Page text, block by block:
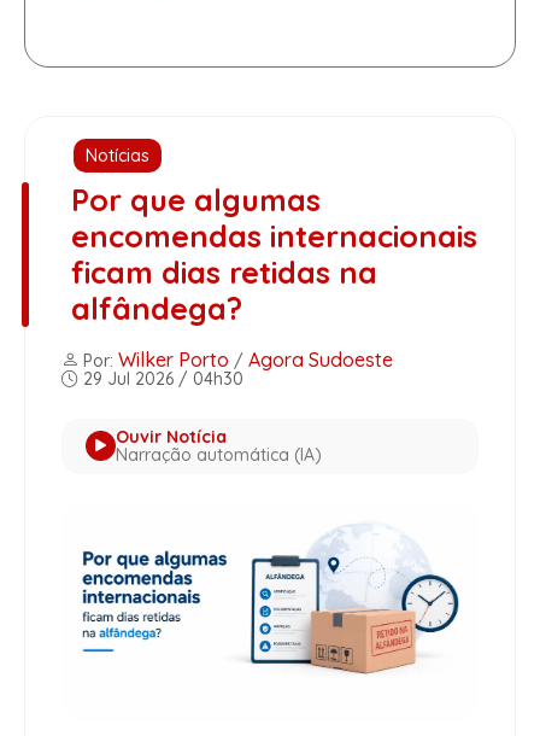
Notícias
Por que algumas
encomendas internacionais
ficam dias retidas na
alfândega?
Por: Wilker Porto / Agora Sudoeste
29 Jul 2026 / 04h30
Ouvir Notícia
Narração automática (IA)